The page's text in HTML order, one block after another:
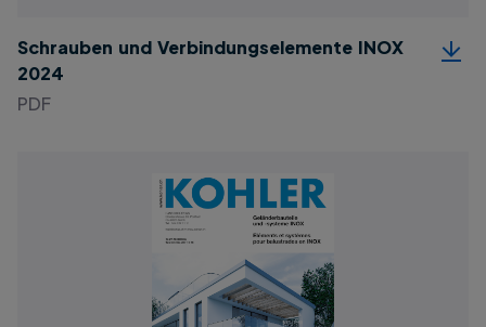
Schrauben und Verbindungselemente INOX
2024
PDF